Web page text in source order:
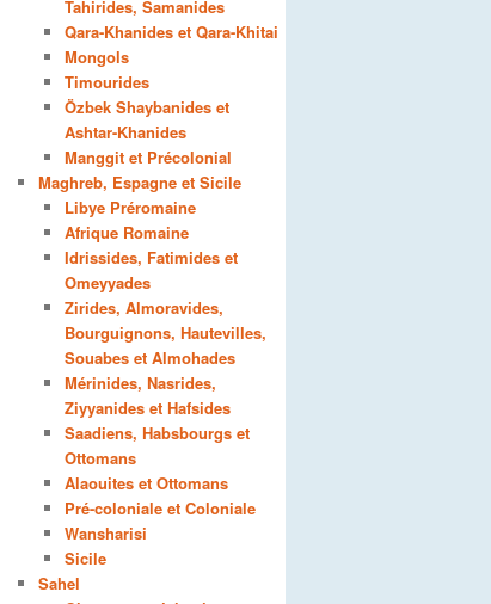
Tahirides, Samanides
Qara-Khanides et Qara-Khitai
Mongols
Timourides
Özbek Shaybanides et
Ashtar-Khanides
Manggit et Précolonial
Maghreb, Espagne et Sicile
Libye Préromaine
Afrique Romaine
Idrissides, Fatimides et
Omeyyades
Zirides, Almoravides,
Bourguignons, Hautevilles,
Souabes et Almohades
Mérinides, Nasrides,
Ziyyanides et Hafsides
Saadiens, Habsbourgs et
Ottomans
Alaouites et Ottomans
Pré-coloniale et Coloniale
Wansharisi
Sicile
Sahel